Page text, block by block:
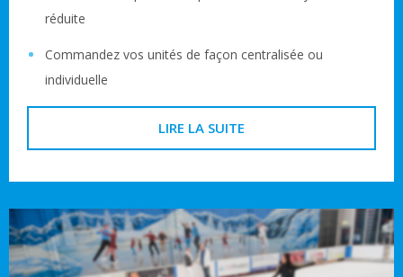
réduite
Commandez vos unités de façon centralisée ou
individuelle
LIRE LA SUITE